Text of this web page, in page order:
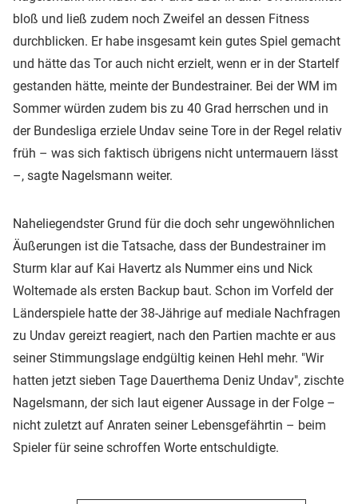
bloß und ließ zudem noch Zweifel an dessen Fitness
durchblicken. Er habe insgesamt kein gutes Spiel gemacht
und hätte das Tor auch nicht erzielt, wenn er in der Startelf
gestanden hätte, meinte der Bundestrainer. Bei der WM im
Sommer würden zudem bis zu 40 Grad herrschen und in
der Bundesliga erziele Undav seine Tore in der Regel relativ
früh – was sich faktisch übrigens nicht untermauern lässt
–, sagte Nagelsmann weiter.
Naheliegendster Grund für die doch sehr ungewöhnlichen
Äußerungen ist die Tatsache, dass der Bundestrainer im
Sturm klar auf Kai Havertz als Nummer eins und Nick
Woltemade als ersten Backup baut. Schon im Vorfeld der
Länderspiele hatte der 38-Jährige auf mediale Nachfragen
zu Undav gereizt reagiert, nach den Partien machte er aus
seiner Stimmungslage endgültig keinen Hehl mehr. "Wir
hatten jetzt sieben Tage Dauerthema Deniz Undav", zischte
Nagelsmann, der sich laut eigener Aussage in der Folge –
nicht zuletzt auf Anraten seiner Lebensgefährtin – beim
Spieler für seine schroffen Worte entschuldigte.